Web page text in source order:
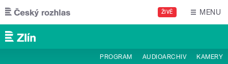
Přejít k hlavnímu obsahu
ŽIVĚ MENU
PROGRAM AUDIOARCHIV KAMERY